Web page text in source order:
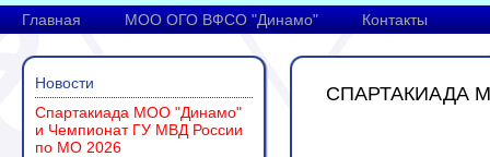
Главная МОО ОГО ВФСО "Динамо" Контакты
Новости
Спартакиада МОО "Динамо"
и Чемпионат ГУ МВД России
по МО 2026
СПАРТАКИАДА